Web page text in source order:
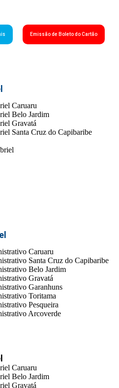
Emissão de Boleto do Cartão
Caruaru
Belo Jardim
Gravatá
Santa Cruz do Capibaribe
Caruaru
Santa Cruz do Capibaribe
Belo Jardim
Gravatá
Garanhuns
Toritama
Pesqueira
Arcoverde
Caruaru
Belo Jardim
Gravatá